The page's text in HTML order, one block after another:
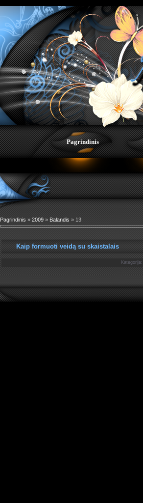
Pagrindinis
Pagrindinis » 2009 » Balandis » 13
Kaip formuoti veidą su skaistalais
Kategorija: